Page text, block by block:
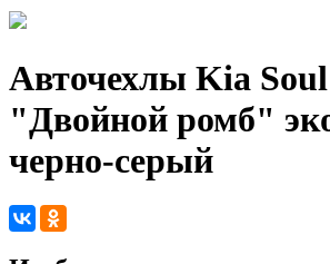
Авточехлы Kia
"Двойной ромб"
черно-серый